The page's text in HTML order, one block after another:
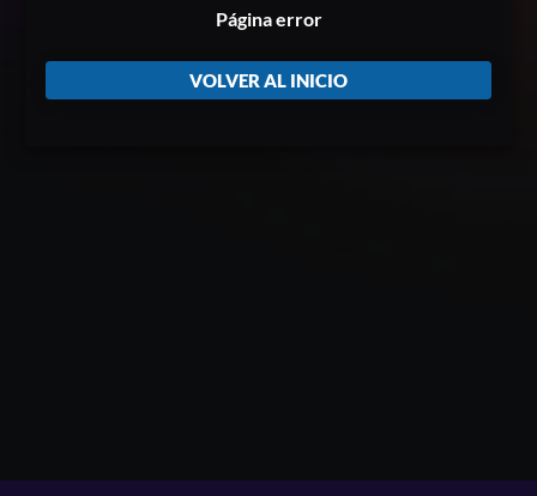
Página error
VOLVER AL INICIO